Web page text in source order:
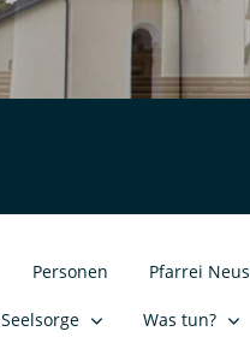
Personen Pfarrei
Seelsorge Was tun?